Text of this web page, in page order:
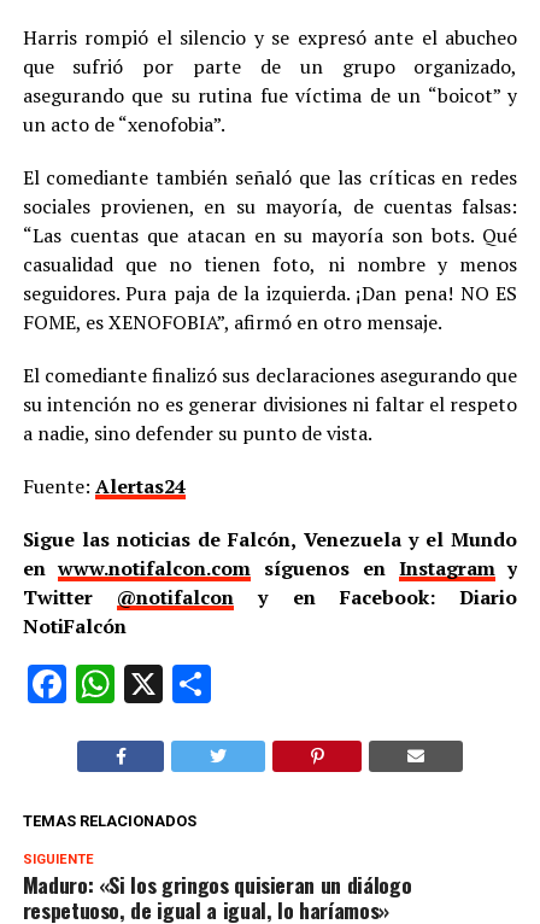
Harris rompió el silencio y se expresó ante el abucheo
que sufrió por parte de un grupo organizado,
asegurando que su rutina fue víctima de un “boicot” y
un acto de “xenofobia”.
El comediante también señaló que las críticas en redes
sociales provienen, en su mayoría, de cuentas falsas:
“Las cuentas que atacan en su mayoría son bots. Qué
casualidad que no tienen foto, ni nombre y menos
seguidores. Pura paja de la izquierda. ¡Dan pena! NO ES
FOME, es XENOFOBIA”, afirmó en otro mensaje.
El comediante finalizó sus declaraciones asegurando que
su intención no es generar divisiones ni faltar el respeto
a nadie, sino defender su punto de vista.
Fuente: Alertas24
Sigue las noticias de Falcón, Venezuela y el Mundo
enwww.notifalcon.com síguenos en Instagramy
Twitter @notifalcon y en Facebook: Diario
NotiFalcón
Facebook
WhatsApp
X Compartir
TEMAS RELACIONADOS
SIGUIENTE
Maduro: «Si los gringos quisieran un diálogo
respetuoso, de igual a igual, lo haríamos»